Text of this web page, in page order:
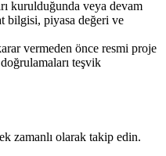
vadeli işlemler
kurulduğunda veya devam
bilgisi, piyasa değeri ve
vermeden önce resmi proje
teşvik
zamanlı olarak takip edin.